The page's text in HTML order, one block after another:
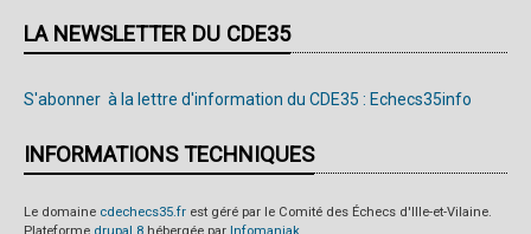
LA NEWSLETTER DU CDE35
S'abonner à la lettre d'information du CDE35 : Echecs35info
INFORMATIONS TECHNIQUES
Le domaine cdechecs35.fr est géré par le Comité des Échecs d'Ille-et-Vilaine.
Plateforme drupal 8 hébergée par Infomaniak